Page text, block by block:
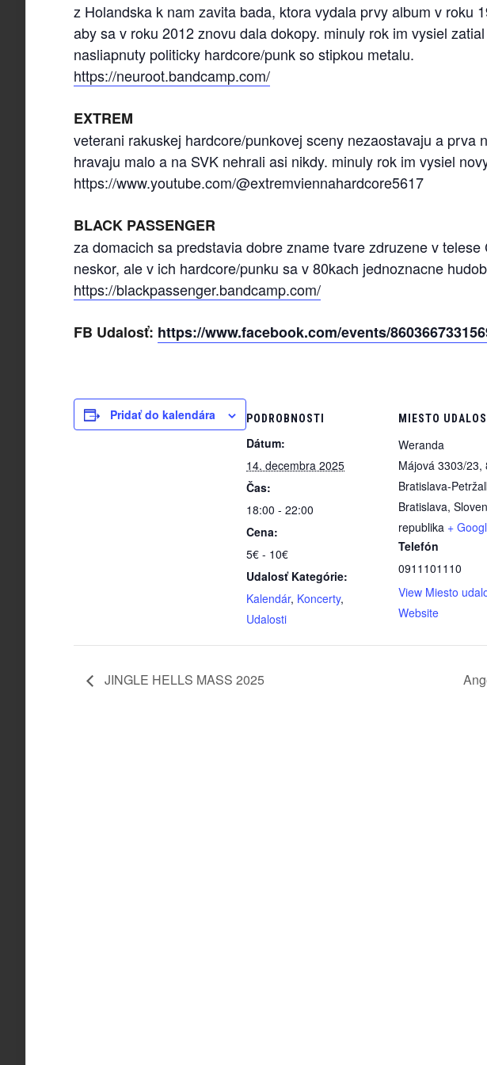
z Holandska k nam zavita bada, ktora vydala prvy album v roku
aby sa v roku 2012 znovu dala dokopy. minuly rok im vysiel
nasliapnuty politicky hardcore/punk so stipkou metalu.
https://neuroot.bandcamp.com/
EXTREM
veterani rakuskej hardcore/punkovej sceny nezaostavaju a prva
hravaju malo a na SVK nehrali asi nikdy. minuly rok im vysiel
https://www.youtube.com/@extremviennahardcore5617
BLACK PASSENGER
za domacich sa predstavia dobre zname tvare zdruzene v
neskor, ale v ich hardcore/punku sa v 80kach jednoznacne
https://blackpassenger.bandcamp.com/
FB Udalosť: https://www.facebook.com/events/
Pridať do kalendára PODROBNOSTI
Dátum:
14. decembra 2025
Čas:
18:00 - 22:00
Cena:
5€ - 10€
Udalosť Kategórie:
Kalendár, Koncerty,
Udalosti
MIESTO
Weranda
Májová 3303/23,
Bratislava-
Bratislava,
republika +
Telefón
0911101110
View Miesto
Website
JINGLE HELLS MASS 2025